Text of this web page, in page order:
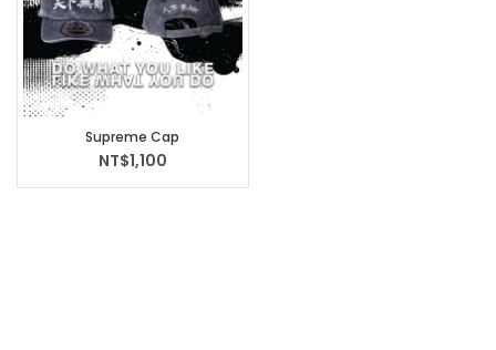
Supreme Cap
NT$1,100